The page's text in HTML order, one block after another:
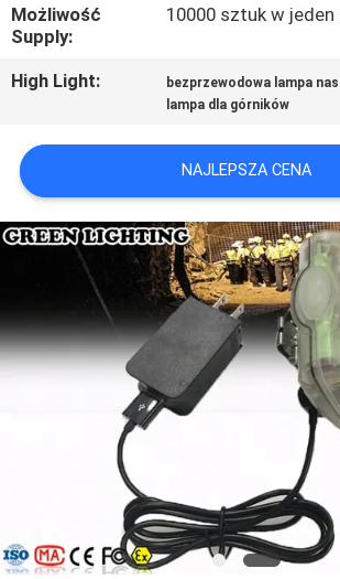
SITEMAP
POLICY
Możliwość
Supply:
10000 sztuk w
High Light: bezprzewodowa lampa
lampa dla górników
NAJLEPSZA CENA